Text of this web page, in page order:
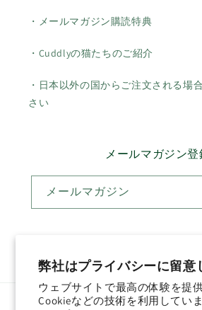
弊社はプライバシーに留意
ウェブサイトで最高の体験を提
Cookieなどの技術を利用してい
・メールマガジン購読特典
・Cuddlyの猫たちのご紹介
・日本以外の国からご注文される場
さい
メールマガジン登
メールマガジン